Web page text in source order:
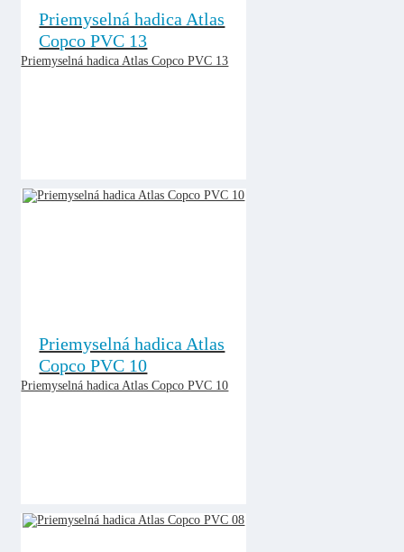
Priemyselná hadica Atlas
Copco PVC 13
Priemyselná hadica Atlas Copco PVC 13
Priemyselná hadica Atlas
Copco PVC 10
Priemyselná hadica Atlas Copco PVC 10